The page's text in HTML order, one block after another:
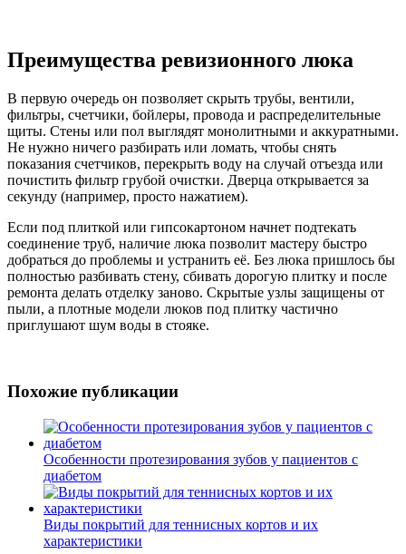
Преимущества ревизионного люка
В первую очередь он позволяет скрыть трубы, вентили,
фильтры, счетчики, бойлеры, провода и распределительные
щиты. Стены или пол выглядят монолитными и аккуратными.
Не нужно ничего разбирать или ломать, чтобы снять
показания счетчиков, перекрыть воду на случай отъезда или
почистить фильтр грубой очистки. Дверца открывается за
секунду (например, просто нажатием).
Если под плиткой или гипсокартоном начнет подтекать
соединение труб, наличие люка позволит мастеру быстро
добраться до проблемы и устранить её. Без люка пришлось бы
полностью разбивать стену, сбивать дорогую плитку и после
ремонта делать отделку заново. Скрытые узлы защищены от
пыли, а плотные модели люков под плитку частично
приглушают шум воды в стояке.
Похожие публикации
Особенности протезирования зубов у пациентов с
диабетом
Виды покрытий для теннисных кортов и их
характеристики